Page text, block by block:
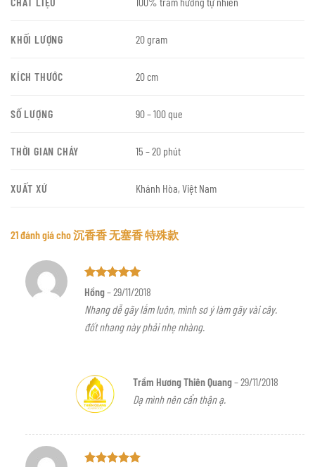
KHỐI LƯỢNG 20 gram
KÍCH THƯỚC 20 cm
SỐ LƯỢNG 90 – 100 que
THỜI GIAN CHÁY 15 – 20 phút
XUẤT XỨ Khánh Hòa, Việt Nam
21 đánh giá cho沉香香 无塞香 特殊款
Được xếp
hạng
55
sao
Hồng–29/11/2018
Nhang dễ gãy lắm luôn, mình sơ ý làm gãy vài cây.
đốt nhang này phải nhẹ nhàng.
Trầm Hương Thiên Quang–29/11/2018
Dạ mình nên cẩn thận ạ.